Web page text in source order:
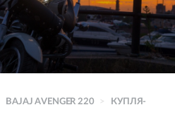
BAJAJ AVENGER 220 >
КУПЛЯ-